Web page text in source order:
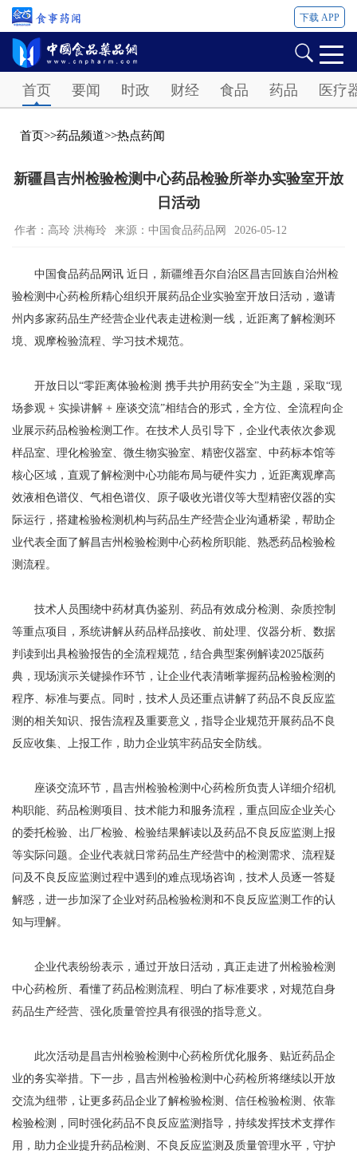
下载 APP
首页 要闻 时政 财经 食品 药品 医疗
首页>>药品频道>>热点药闻
新疆昌吉州检验检测中心药品检验所举办实验室开放
日活动
作者：高玲 洪梅玲 来源：中国食品药品网 2026-05-12
中国食品药品网讯 近日，新疆维吾尔自治区昌吉回族自治州检
验检测中心药检所精心组织开展药品企业实验室开放日活动，邀请
州内多家药品生产经营企业代表走进检测一线，近距离了解检测环
境、观摩检验流程、学习技术规范。
开放日以“零距离体验检测 携手共护用药安全”为主题，采取“现
场参观 + 实操讲解 + 座谈交流”相结合的形式，全方位、全流程向企
业展示药品检验检测工作。在技术人员引导下，企业代表依次参观
样品室、理化检验室、微生物实验室、精密仪器室、中药标本馆等
核心区域，直观了解检测中心功能布局与硬件实力，近距离观摩高
效液相色谱仪、气相色谱仪、原子吸收光谱仪等大型精密仪器的实
际运行，搭建检验检测机构与药品生产经营企业沟通桥梁，帮助企
业代表全面了解昌吉州检验检测中心药检所职能、熟悉药品检验检
测流程。
技术人员围绕中药材真伪鉴别、药品有效成分检测、杂质控制
等重点项目，系统讲解从药品样品接收、前处理、仪器分析、数据
判读到出具检验报告的全流程规范，结合典型案例解读2025版药
典，现场演示关键操作环节，让企业代表清晰掌握药品检验检测的
程序、标准与要点。同时，技术人员还重点讲解了药品不良反应监
测的相关知识、报告流程及重要意义，指导企业规范开展药品不良
反应收集、上报工作，助力企业筑牢药品安全防线。
座谈交流环节，昌吉州检验检测中心药检所负责人详细介绍机
构职能、药品检测项目、技术能力和服务流程，重点回应企业关心
的委托检验、出厂检验、检验结果解读以及药品不良反应监测上报
等实际问题。企业代表就日常药品生产经营中的检测需求、流程疑
问及不良反应监测过程中遇到的难点现场咨询，技术人员逐一答疑
解惑，进一步加深了企业对药品检验检测和不良反应监测工作的认
知与理解。
企业代表纷纷表示，通过开放日活动，真正走进了州检验检测
中心药检所、看懂了药品检测流程、明白了标准要求，对规范自身
药品生产经营、强化质量管控具有很强的指导意义。
此次活动是昌吉州检验检测中心药检所优化服务、贴近药品企
业的务实举措。下一步，昌吉州检验检测中心药检所将继续以开放
交流为纽带，让更多药品企业了解检验检测、信任检验检测、依靠
检验检测，同时强化药品不良反应监测指导，持续发挥技术支撑作
用，助力企业提升药品检测、不良反应监测及质量管理水平，守护